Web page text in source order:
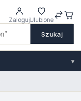
Szukaj
ZalogujUlubione
▾